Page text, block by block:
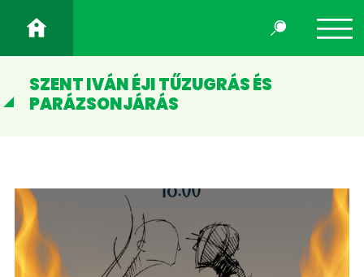
SZENT IVÁN ÉJI TŰZUGRÁS ÉS
PARÁZSONJÁRÁS